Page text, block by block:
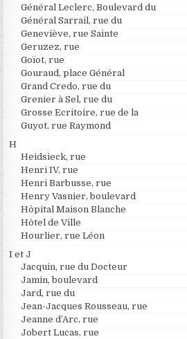
Général Leclerc, Boulevard du
Général Sarrail, rue du
Geneviève, rue Sainte
Geruzez, rue
Goïot, rue
Gouraud, place Général
Grand Credo, rue du
Grenier à Sel, rue du
Grosse Ecritoire, rue de la
Guyot, rue Raymond
H
Heidsieck, rue
Henri IV, rue
Henri Barbusse, rue
Henry Vasnier, boulevard
Hôpital Maison Blanche
Hôtel de Ville
Hourlier, rue Léon
I et J
Jacquin, rue du Docteur
Jamin, boulevard
Jard, rue du
Jean-Jacques Rousseau, rue
Jeanne d’Arc, rue
Jobert Lucas, rue